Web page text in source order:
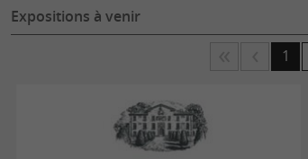
Expositions à venir
1